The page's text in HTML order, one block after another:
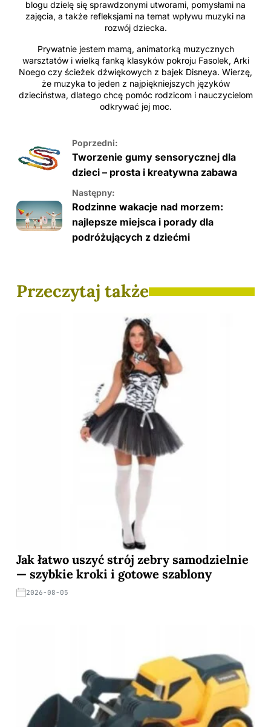
blogu dzielę się sprawdzonymi utworami, pomysłami na
zajęcia, a także refleksjami na temat wpływu muzyki na
rozwój dziecka.
Prywatnie jestem mamą, animatorką muzycznych
warsztatów i wielką fanką klasyków pokroju Fasolek, Arki
Noego czy ścieżek dźwiękowych z bajek Disneya. Wierzę,
że muzyka to jeden z najpiękniejszych języków
dzieciństwa, dlatego chcę pomóc rodzicom i nauczycielom
odkrywać jej moc.
Poprzedni:
Tworzenie gumy sensorycznej dla
dzieci – prosta i kreatywna zabawa
Następny:
Rodzinne wakacje nad morzem:
najlepsze miejsca i porady dla
podróżujących z dziećmi
Przeczytaj także
Jak łatwo uszyć strój zebry samodzielnie
— szybkie kroki i gotowe szablony
2026-08-05